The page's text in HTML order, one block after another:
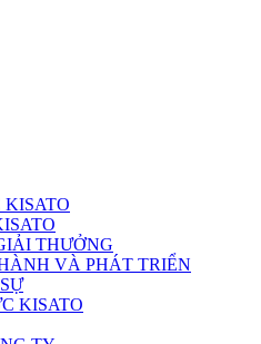
THƯỞNG
VÀ PHÁT TRIỂN
KISATO